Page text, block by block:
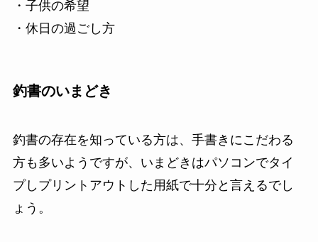
・子供の希望
・休日の過ごし方
釣書のいまどき
釣書の存在を知っている方は、手書きにこだわる
方も多いようですが、いまどきはパソコンでタイ
プしプリントアウトした用紙で十分と言えるでし
ょう。